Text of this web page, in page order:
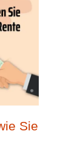
Sie